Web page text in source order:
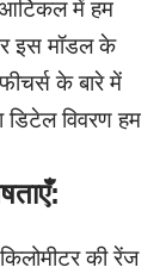
में हम
इस मॉडल के
के बारे में
डिटेल विवरण हम
की रेंज